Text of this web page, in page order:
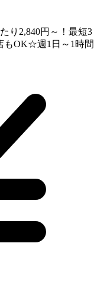
り2,840円～！最短3
もOK☆週1日～1時間